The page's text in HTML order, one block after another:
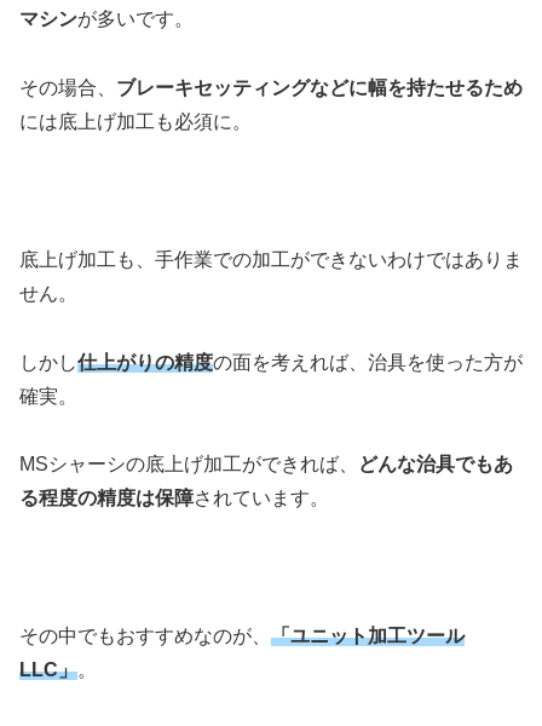
マシンが多いです。
その場合、 ブレーキセッティングなどに幅を持たせるため
には底上げ加工も必須に。
底上げ加工も、手作業での加工ができないわけではありま
せん。
しかし仕上がりの精度の面を考えれば、治具を使った方が
確実。
MSシャーシの底上げ加工ができれば、
どんな治具でもあ
る程度の精度は保障されています。
その中でもおすすめなのが、 「ユニット加工ツール
LLC」。